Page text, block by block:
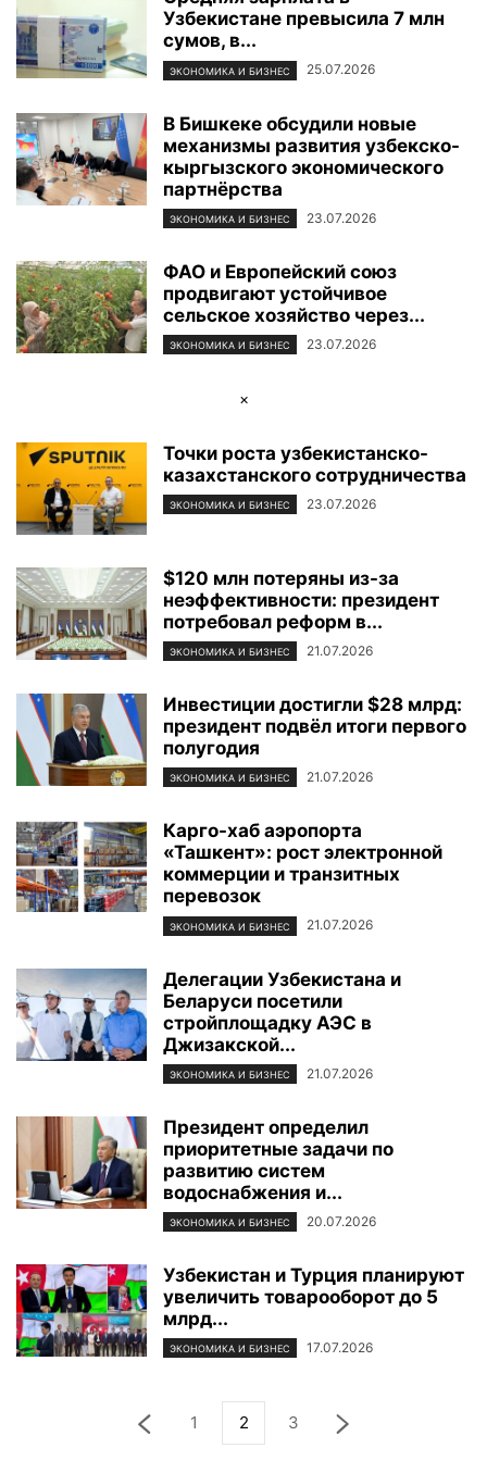
ФОТОРЕПОРТАЖ ЦЕНТР ИСЛАМСКОЙ ЦИВИЛИЗАЦИИ ЭКОЛОГИЯ
ЭКОНОМИКА И БИЗНЕС
Узбекистане превысила 7 млн
сумов, в...
ЭКОНОМИКА И БИЗНЕС 25.07.2026
В Бишкеке обсудили новые
механизмы развития узбекско-
кыргызского экономического
партнёрства
ЭКОНОМИКА И БИЗНЕС 23.07.2026
ФАО и Европейский союз
продвигают устойчивое
сельское хозяйство через...
ЭКОНОМИКА И БИЗНЕС 23.07.2026
×
Точки роста узбекистанско-
казахстанского сотрудничества
ЭКОНОМИКА И БИЗНЕС 23.07.2026
$120 млн потеряны из-за
неэффективности: президент
потребовал реформ в...
ЭКОНОМИКА И БИЗНЕС 21.07.2026
Инвестиции достигли $28 млрд:
президент подвёл итоги первого
полугодия
ЭКОНОМИКА И БИЗНЕС 21.07.2026
Карго-хаб аэропорта
«Ташкент»: рост электронной
коммерции и транзитных
перевозок
ЭКОНОМИКА И БИЗНЕС 21.07.2026
Делегации Узбекистана и
Беларуси посетили
стройплощадку АЭС в
Джизакской...
ЭКОНОМИКА И БИЗНЕС 21.07.2026
Президент определил
приоритетные задачи по
развитию систем
водоснабжения и...
ЭКОНОМИКА И БИЗНЕС 20.07.2026
Узбекистан и Турция планируют
увеличить товарооборот до 5
млрд...
ЭКОНОМИКА И БИЗНЕС 17.07.2026
1 2 3